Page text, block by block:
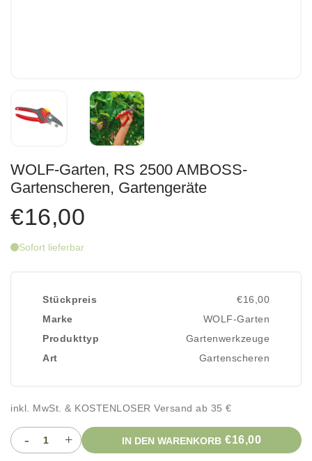
WOLF-Garten, RS 2500 AMBOSS-
Gartenscheren, Gartengeräte
€16,00
Sofort lieferbar
Stückpreis
€16,00
Marke
WOLF-Garten
Produkttyp
Gartenwerkzeuge
Art
Gartenscheren
inkl. MwSt. & KOSTENLOSER Versand ab 35 €
- + IN DEN WARENKORB €16,00